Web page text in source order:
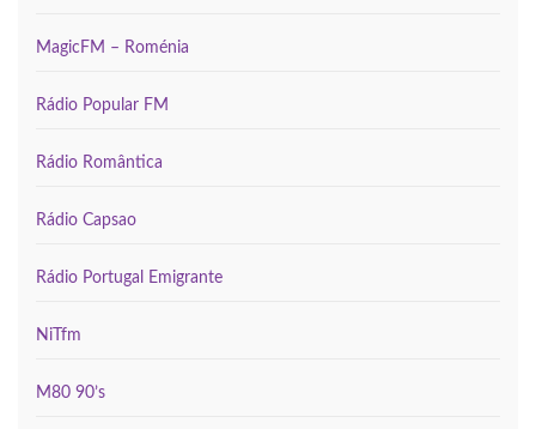
MagicFM – Roménia
Rádio Popular FM
Rádio Romântica
Rádio Capsao
Rádio Portugal Emigrante
NiTfm
M80 90’s